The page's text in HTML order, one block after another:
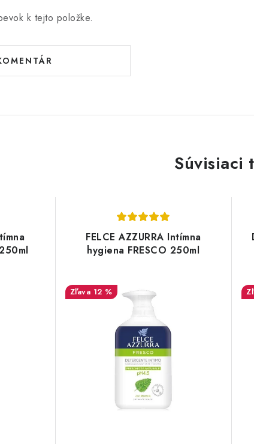
k tejto položke.
Súvisiaci
FELCE AZZURRA Intímna
hygiena FRESCO 250ml
12 %